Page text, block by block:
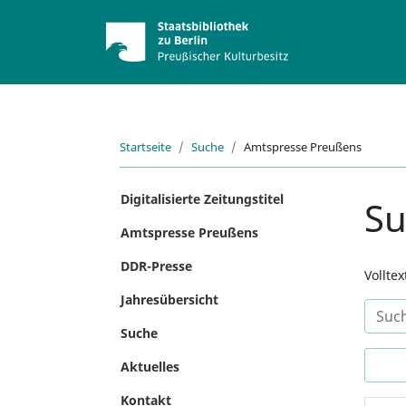
Startseite Suche Amtspresse Preußens
Digitalisierte Zeitungstitel
Amtspresse Preußens
DDR-Presse
Jahresübersicht
Suche
Aktuelles
Kontakt